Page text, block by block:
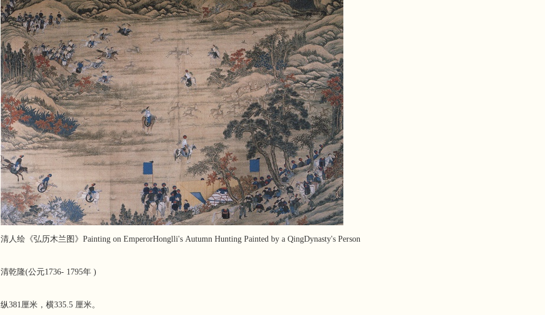
清人绘《弘历木兰图》Painting on EmperorHonglli's Autumn Hunting Painted by a QingDynasty's Person
清乾隆(公元1736- 1795年 )
纵381厘米，横335.5 厘米。